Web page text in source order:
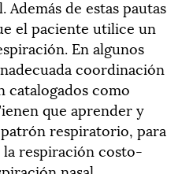
Además de estas pautas
el paciente utilice un
En algunos
coordinación
catalogados como
que aprender y
respiratorio, para
respiración costo-